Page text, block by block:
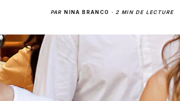
PARNINA BRANCO · 2 MIN DE LECTURE